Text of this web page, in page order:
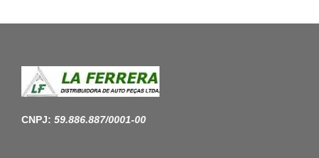
CNPJ: 59.886.887/0001-00